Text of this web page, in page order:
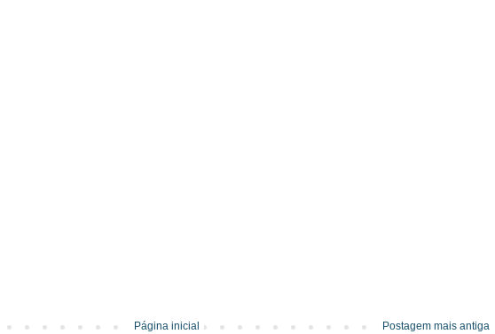
Postagem mais antiga
Página inicial